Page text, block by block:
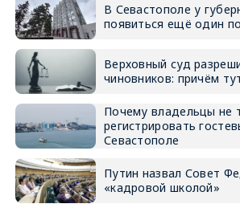
В Севастополе у
появиться ещё один
Верховный суд
чиновников: причём
Почему владельцы не
регистрировать
Севастополе
Путин назвал Совет
«кадровой школой»